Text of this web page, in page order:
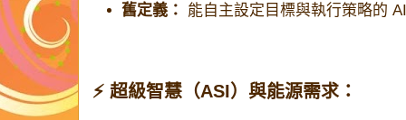
舊定義： 能自主設定目標與執行策略的
⚡ 超級智慧（ASI）與能源需求：